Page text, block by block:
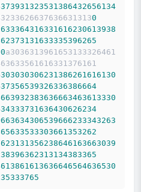
0
a3036313961653133326461